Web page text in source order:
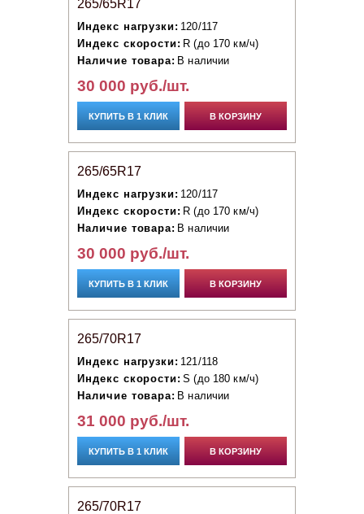
265/65R17
Индекс нагрузки: 120/117
Индекс скорости: R (до 170 км/ч)
Наличие товара: В наличии
30 000 руб./шт.
КУПИТЬ В 1 КЛИК В КОРЗИНУ
265/65R17
Индекс нагрузки: 120/117
Индекс скорости: R (до 170 км/ч)
Наличие товара: В наличии
30 000 руб./шт.
КУПИТЬ В 1 КЛИК В КОРЗИНУ
265/70R17
Индекс нагрузки: 121/118
Индекс скорости: S (до 180 км/ч)
Наличие товара: В наличии
31 000 руб./шт.
КУПИТЬ В 1 КЛИК В КОРЗИНУ
265/70R17